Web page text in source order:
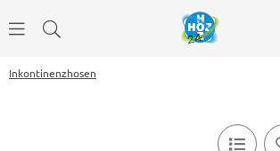
Inkontinenzhosen